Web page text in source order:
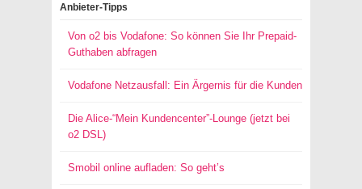
Anbieter-Tipps
Von o2 bis Vodafone: So können Sie Ihr Prepaid-
Guthaben abfragen
Vodafone Netzausfall: Ein Ärgernis für die Kunden
Die Alice-“Mein Kundencenter”-Lounge (jetzt bei
o2 DSL)
Smobil online aufladen: So geht’s